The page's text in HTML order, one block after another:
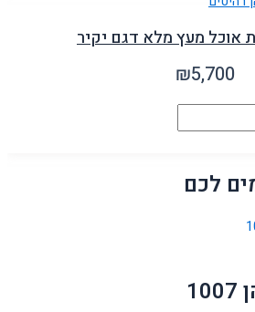
אוכל מעץ מלא דגם יקיר
₪5,700
לכם